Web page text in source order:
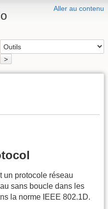
Aller au contenu
>
un protocole réseau
sans boucle dans les
la norme IEEE 802.1D.